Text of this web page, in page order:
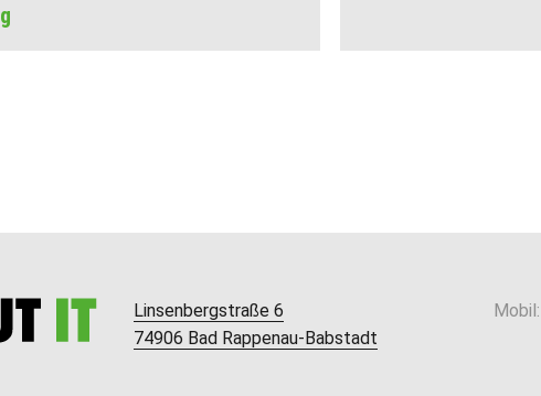
Beitrag:
Linsenbergstraße 6
74906 Bad Rappenau-Babstadt
Mobil: